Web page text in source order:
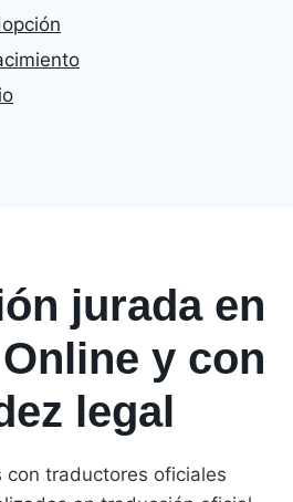
jurada en
y con
legal
con traductores oficiales